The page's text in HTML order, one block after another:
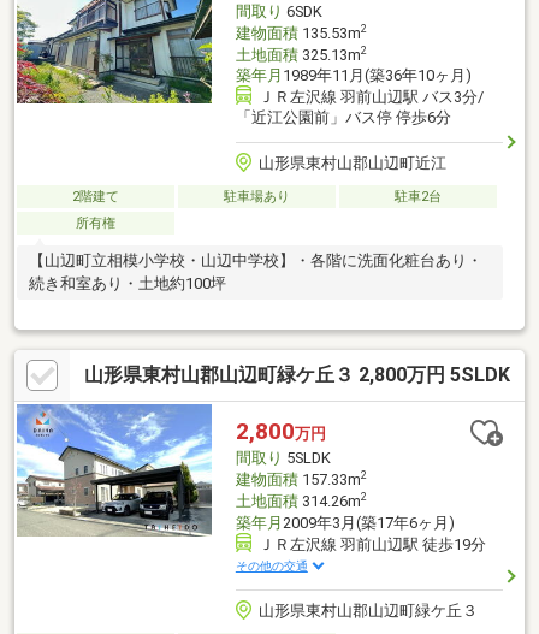
間取り 6SDK
建物面積135.53m2
土地面積325.13m2
築年月 1989年11月(築36年10ヶ月)
ＪＲ左沢線 羽前山辺駅 バス3分/
「近江公園前」バス停 停歩6分
山形県東村山郡山辺町近江
2階建て 駐車場あり
駐車2台
所有権
【山辺町立相模小学校・山辺中学校】・各階に洗面化粧台あり・
続き和室あり・土地約100坪
山形県東村山郡山辺町緑ケ丘３ 2,800万円 5SLDK
2,800万円
間取り 5SLDK
建物面積157.33m2
土地面積314.26m2
築年月 2009年3月(築17年6ヶ月)
ＪＲ左沢線 羽前山辺駅 徒歩19分
その他の交通
山形県東村山郡山辺町緑ケ丘３